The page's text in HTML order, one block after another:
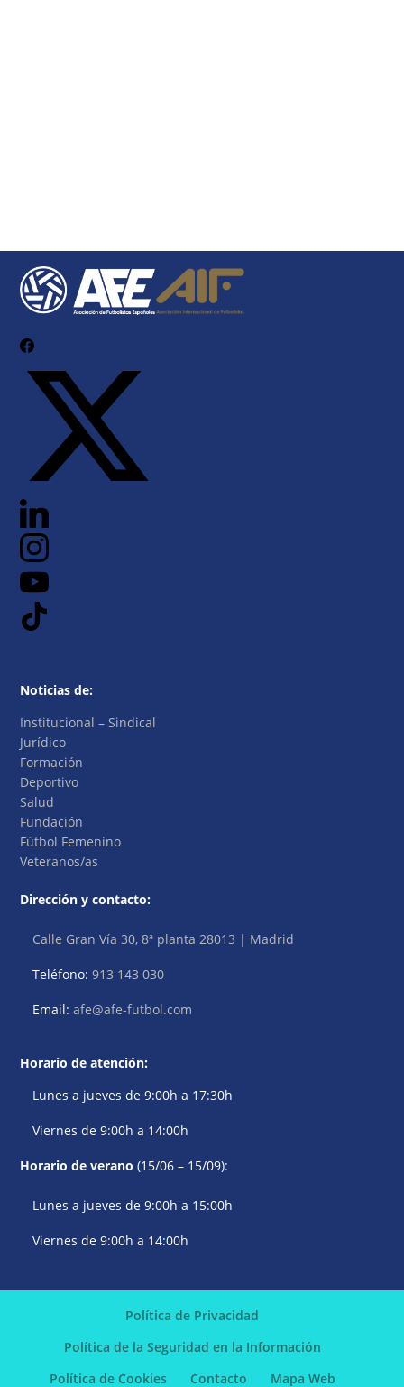
Noticias de:
Institucional – Sindical
Jurídico
Formación
Deportivo
Salud
Fundación
Fútbol Femenino
Veteranos/as
Dirección y contacto:
Calle Gran Vía 30, 8ª planta 28013 | Madrid
Teléfono:913 143 030
Email:afe@afe-futbol.com
Horario de atención:
Lunes a jueves de 9:00h a 17:30h
Viernes de 9:00h a 14:00h
Horario de verano (15/06 – 15/09):
Lunes a jueves de 9:00h a 15:00h
Viernes de 9:00h a 14:00h
Política de Privacidad
Política de la Seguridad en la Información
Política de Cookies
Contacto Mapa Web